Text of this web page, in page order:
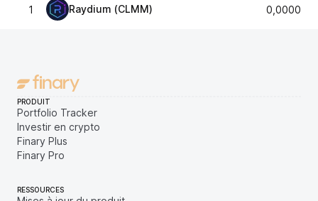
1 Raydium (CLMM)
PRODUIT
Portfolio Tracker
Investir en crypto
Finary Plus
Finary Pro
RESSOURCES